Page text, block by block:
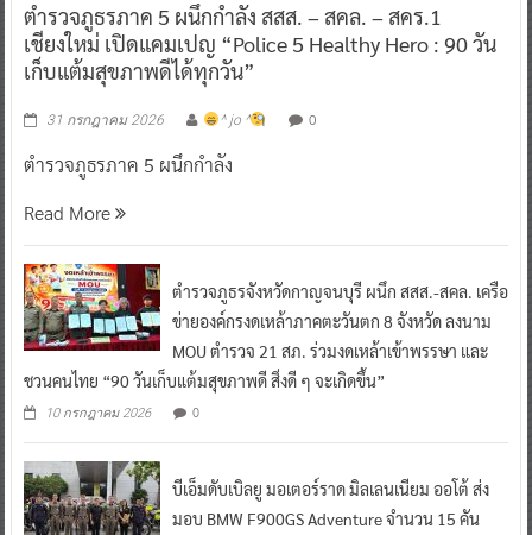
ตำรวจภูธรภาค 5 ผนึกกำลัง สสส. – สคล. – สคร.1
เชียงใหม่ เปิดแคมเปญ “Police 5 Healthy Hero : 90 วัน
เก็บแต้มสุขภาพดีได้ทุกวัน”
31 กรกฎาคม 2026 ^ jo ^ 0
ตำรวจภูธรภาค 5 ผนึกกำลัง
Read More
ตำรวจภูธรจังหวัดกาญจนบุรี ผนึก สสส.-สคล. เครือ
ข่ายองค์กรงดเหล้าภาคตะวันตก 8 จังหวัด ลงนาม
MOU ตำรวจ 21 สภ. ร่วมงดเหล้าเข้าพรรษา และ
ชวนคนไทย “90 วันเก็บแต้มสุขภาพดี สิ่งดี ๆ จะเกิดขึ้น”
10 กรกฎาคม 2026 0
บีเอ็มดับเบิลยู มอเตอร์ราด มิลเลนเนียม ออโต้ ส่ง
มอบ BMW F900GS Adventure จำนวน 15 คัน